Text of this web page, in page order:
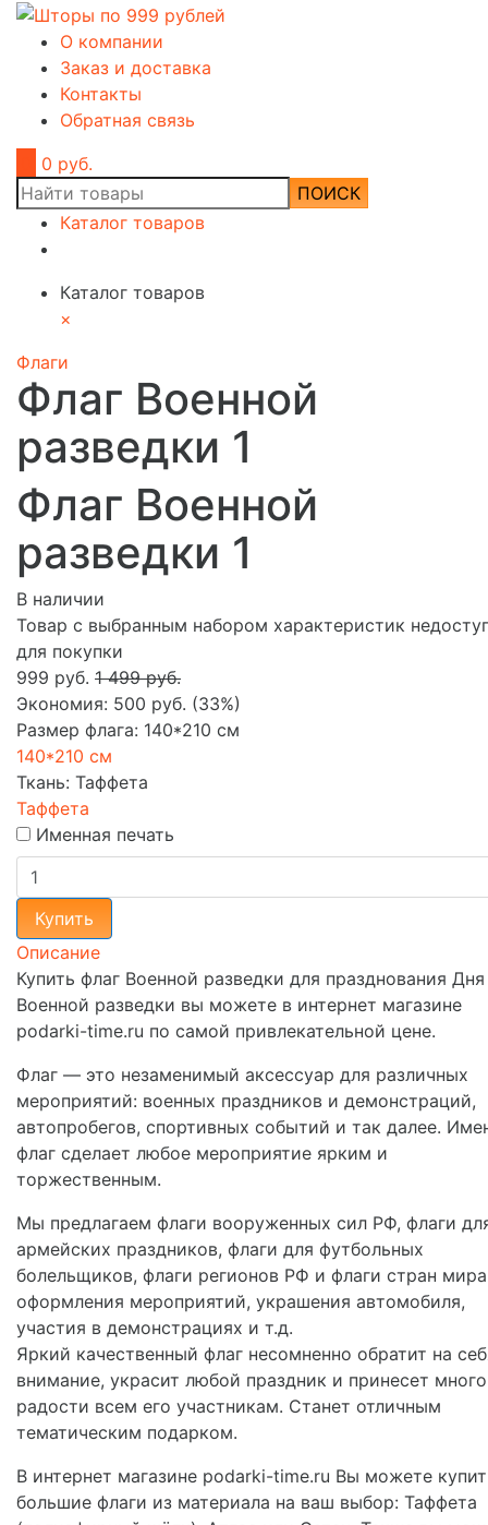
О компании
Заказ и доставка
Контакты
Обратная связь
0 руб.
ПОИСК
Каталог товаров
Каталог товаров
×
Флаги
Флаг Военной
разведки 1
Флаг Военной
разведки 1
В наличии
Товар с выбранным набором характеристик
для покупки
999 руб. 1 499 руб.
Экономия: 500 руб. (33%)
Размер флага: 140*210 см
140*210 см
Ткань: Таффета
Таффета
Именная печать
Купить
Описание
Купить флаг Военной разведки для празднования Дня
Военной разведки вы можете в интернет магазине
podarki-time.ru по самой привлекательной цене.
Флаг — это незаменимый аксессуар для различных
мероприятий: военных праздников и демонстраций,
автопробегов, спортивных событий и так далее.
флаг сделает любое мероприятие ярким и
торжественным.
Мы предлагаем флаги вооруженных сил РФ, флаги
армейских праздников, флаги для футбольных
болельщиков, флаги регионов РФ и флаги стран
оформления мероприятий, украшения автомобиля,
участия в демонстрациях и т.д.
Яркий качественный флаг несомненно обратит на
внимание, украсит любой праздник и принесет много
радости всем его участникам. Станет отличным
тематическим подарком.
В интернет магазине podarki-time.ru Вы можете
большие флаги из материала на ваш выбор: Таффета